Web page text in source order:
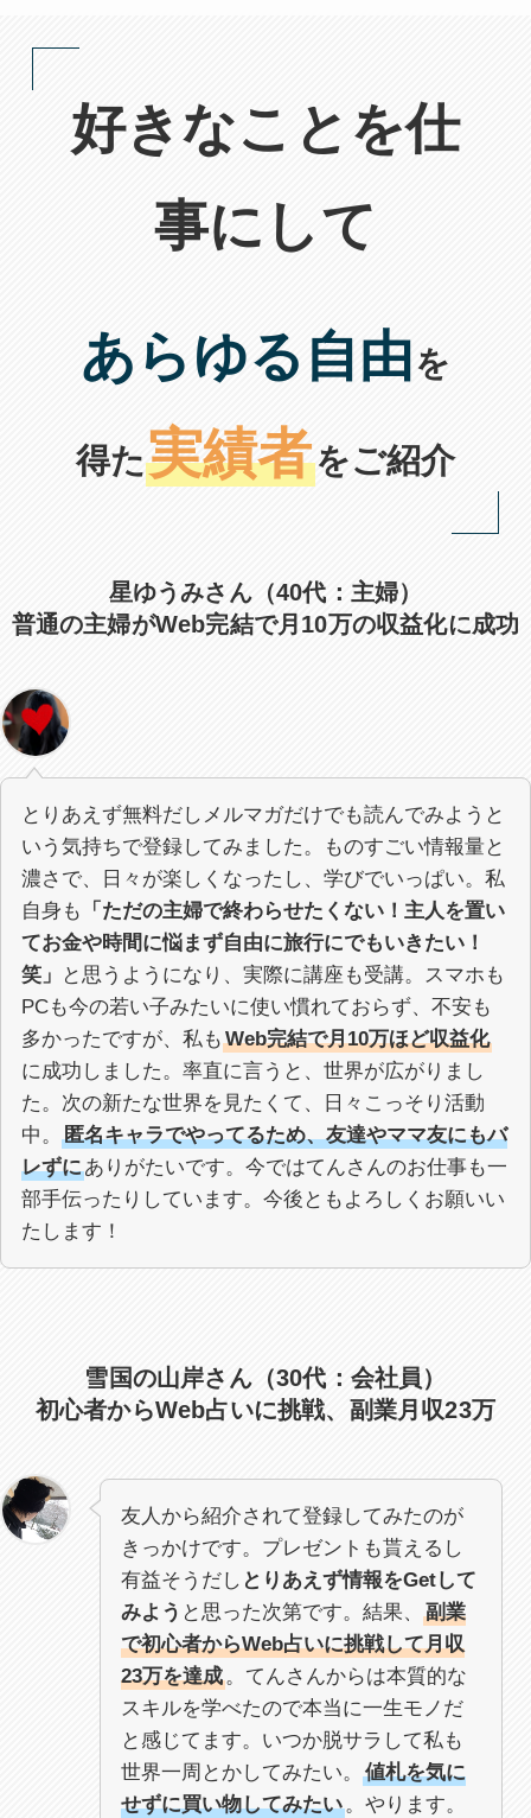
好きなことを仕
事にして
あらゆる自由を
得た実績者をご紹介
星ゆうみさん（40代：主婦）
普通の主婦がWeb完結で月10万の収益化に成功
とりあえず無料だしメルマガだけでも読んでみようと
いう気持ちで登録してみました。ものすごい情報量と
濃さで、日々が楽しくなったし、学びでいっぱい。私
自身も
「ただの主婦で終わらせたくない！主人を置い
てお金や時間に悩まず自由に旅行にでもいきたい！
笑」
と思うようになり、実際に講座も受講。スマホも
PCも今の若い子みたいに使い慣れておらず、不安も
多かったですが、私もWeb完結で月10万ほど収益化
に成功しました。率直に言うと、世界が広がりまし
た。次の新たな世界を見たくて、日々こっそり活動
中。匿名キャラでやってるため、友達やママ友にもバ
レずにありがたいです。今ではてんさんのお仕事も一
部手伝ったりしています。今後ともよろしくお願いい
たします！
雪国の山岸さん（30代：会社員）
初心者からWeb占いに挑戦、副業月収23万
友人から紹介されて登録してみたのが
きっかけです。プレゼントも貰えるし
有益そうだし とりあえず情報をGetして
みよう と思った次第です。結果、副業
で初心者からWeb占いに挑戦して月収
23万を達成 。てんさんからは本質的な
スキルを学べたので本当に一生モノだ
と感じてます。いつか脱サラして私も
世界一周とかしてみたい。値札を気に
せずに買い物してみたい 。やります。